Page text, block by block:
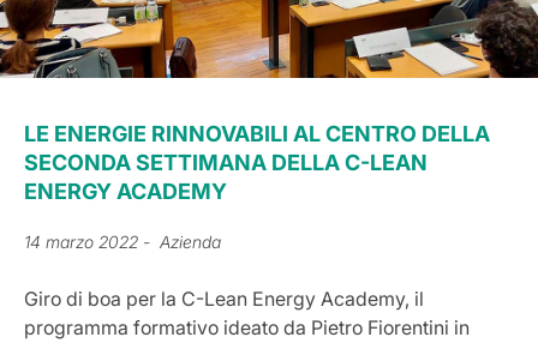
LE ENERGIE RINNOVABILI AL CENTRO DELLA
SECONDA SETTIMANA DELLA C-LEAN
ENERGY ACADEMY
14 marzo 2022 - Azienda
Giro di boa per la C-Lean Energy Academy, il
programma formativo ideato da Pietro Fiorentini in